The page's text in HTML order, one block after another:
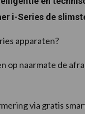
i-Series de
apparaten?
op naarmate de
via gratis